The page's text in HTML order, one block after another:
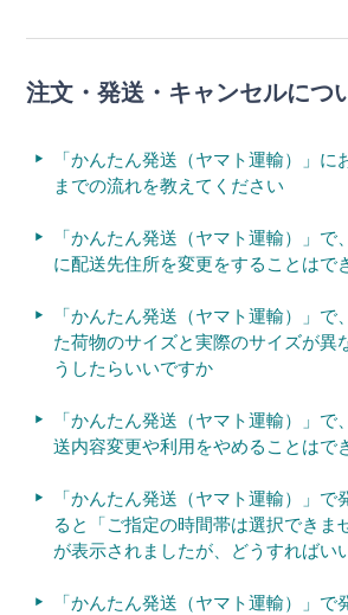
注文・発送・キャンセルにつ
「かんたん発送（ヤマト運輸）」に
までの流れを教えてください
「かんたん発送（ヤマト運輸）」で
に配送先住所を変更をすることはで
「かんたん発送（ヤマト運輸）」で
た荷物のサイズと実際のサイズが異
うしたらいいですか
「かんたん発送（ヤマト運輸）」で
送内容変更や利用をやめることはで
「かんたん発送（ヤマト運輸）」で
ると「ご指定の時間帯は選択できま
が表示されましたが、どうすればい
「かんたん発送（ヤマト運輸）」で